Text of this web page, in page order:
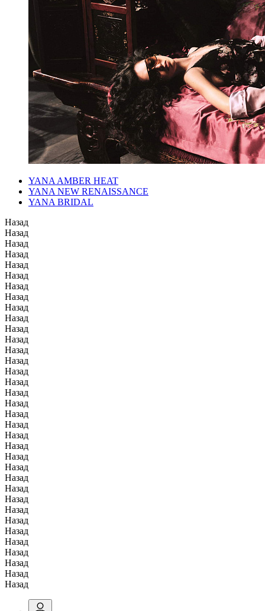
YANA AMBER HEAT
YANA NEW RENAISSANCE
YANA BRIDAL
Назад
Назад
Назад
Назад
Назад
Назад
Назад
Назад
Назад
Назад
Назад
Назад
Назад
Назад
Назад
Назад
Назад
Назад
Назад
Назад
Назад
Назад
Назад
Назад
Назад
Назад
Назад
Назад
Назад
Назад
Назад
Назад
Назад
Назад
Назад